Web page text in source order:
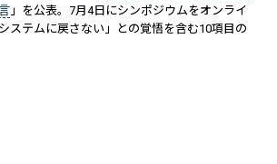
」を公表。7月4日にシンポジウムをオンライ
ステムに戻さない」との覚悟を含む10項目の